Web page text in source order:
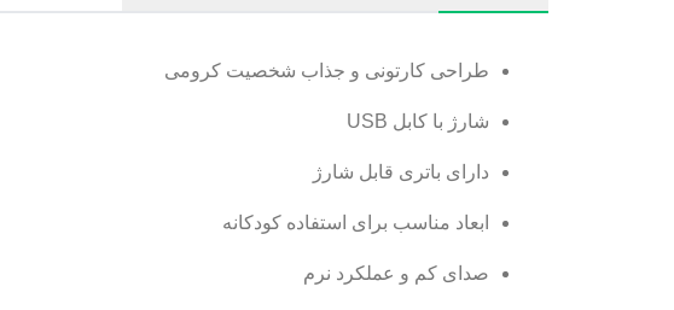
طراحی کارتونی و جذاب شخصیت کرومی
شارژ با کابل USB
دارای باتری قابل شارژ
ابعاد مناسب برای استفاده کودکانه
صدای کم و عملکرد نرم